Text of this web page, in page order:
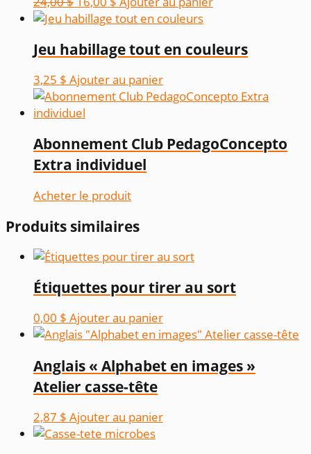
prix
était :
prix
est :
Jeu habillage tout en couleurs
3,25 $ Ajouter au panier
Abonnement Club PedagoConcepto
Extra individuel
Acheter le produit
Produits similaires
Étiquettes pour tirer au sort
0,00 $ Ajouter au panier
Anglais « Alphabet en images »
Atelier casse-tête
2,87 $ Ajouter au panier